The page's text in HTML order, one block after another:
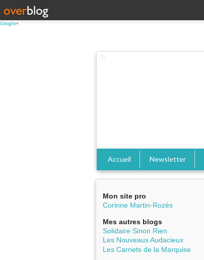
Google+
Accueil Newsletter
Mon site pro
Corinne Martin-Rozès
Mes autres blogs
Solidaire Sinon Rien
Les Nouveaux Audacieux
Les Carnets de la Marquise